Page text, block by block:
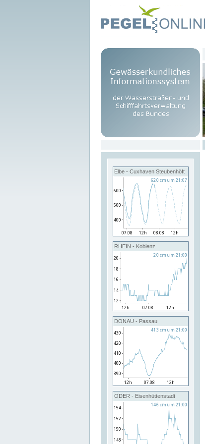
Elbe - Cuxhaven Steubenhöft
RHEIN - Koblenz
DONAU - Passau
ODER - Eisenhüttenstadt